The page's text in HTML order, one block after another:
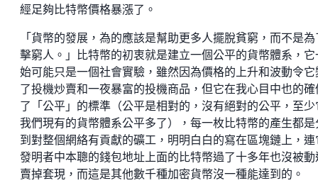
經足夠比特幣價格暴漲了。
「貨幣的發展，為的應該是幫助更多人擺脫貧窮，而不是為
擊窮人。」比特幣的初衷就是建立一個公平的貨幣體系，它
始可能只是一個社會實驗，雖然因為價格的上升和波動令它
了投機炒賣和一夜暴富的投機商品，但它在我心目中也的確
了「公平」的標準（公平是相對的，沒有絕對的公平，至少
我們現有的貨幣體系公平多了），每一枚比特幣的產生都是
到對整個網絡有貢獻的礦工，明明白白的寫在區塊鏈上，連
發明者中本聰的錢包地址上面的比特幣過了十多年也沒被動
賣掉套現，而這是其他數千種加密貨幣沒一種能達到的。